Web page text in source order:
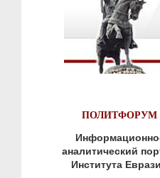
ПОЛИТФОРУМ
аналитический
Института